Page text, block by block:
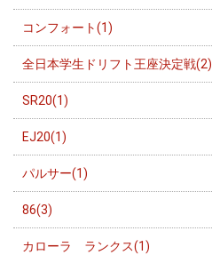
コンフォート(1)
全日本学生ドリフト王座決定戦(2)
SR20(1)
EJ20(1)
パルサー(1)
86(3)
カローラ ランクス(1)